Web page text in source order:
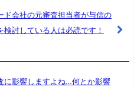
ド会社の元審査担当者が与信の
討している人は必読です！
に影響しますよね…何とか影響